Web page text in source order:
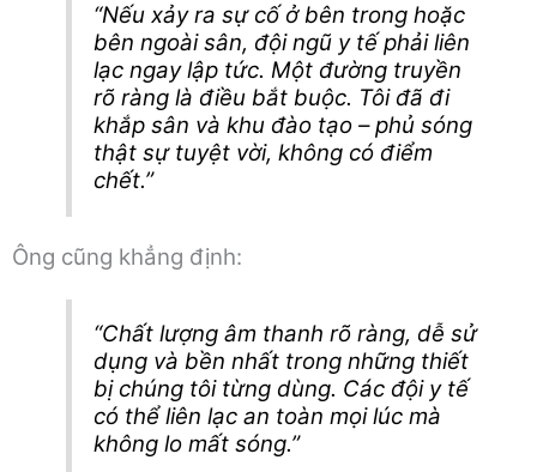
“Nếu xảy ra sự cố ở bên trong hoặc
bên ngoài sân, đội ngũ y tế phải liên
lạc ngay lập tức. Một đường truyền
rõ ràng là điều bắt buộc. Tôi đã đi
khắp sân và khu đào tạo – phủ sóng
thật sự tuyệt vời, không có điểm
chết.”
Ông cũng khẳng định:
“Chất lượng âm thanh rõ ràng, dễ sử
dụng và bền nhất trong những thiết
bị chúng tôi từng dùng. Các đội y tế
có thể liên lạc an toàn mọi lúc mà
không lo mất sóng.”